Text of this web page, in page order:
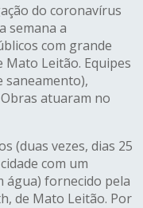
do coronavírus
semana a
com grande
Mato Leitão. Equipes
saneamento),
atuaram no
(duas vezes, dias 25
com um
água) fornecido pela
de Mato Leitão. Por